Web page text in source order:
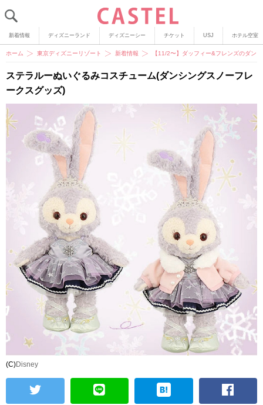
新着情報 ディズニーランド ディズニーシー チケット USJ ホテル空室
ホーム 東京ディズニーリゾート 新着情報 【11/2〜】ダッフィー&フレンズのダン
ステラルーぬいぐるみコスチューム(ダンシングスノーフレ
ークスグッズ)
(C)Disney